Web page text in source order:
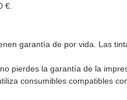
€.
garantía de por vida. Las
pierdes la garantía de la
consumibles compatibles